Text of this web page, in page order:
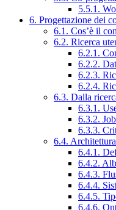
5.5.1.
6. Progettazione dei
6.1. Cos’è il
6.2. Ricerca
6.2.1.
6.2.2.
6.2.3.
6.2.4.
6.3. Dalla
6.3.1.
6.3.2.
6.3.3.
6.4.
6.4.1.
6.4.2.
6.4.3.
6.4.4.
6.4.5.
6.4.6.